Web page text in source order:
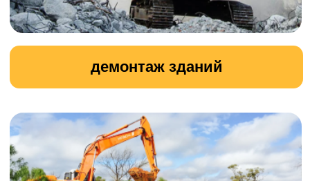
вывоз земли